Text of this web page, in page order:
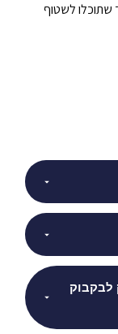
שתוכלו לשטוף
לבקבוק